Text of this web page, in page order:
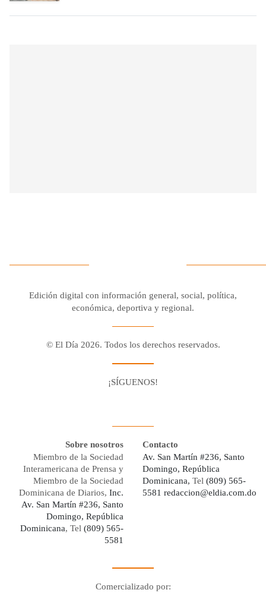
Edición digital con información general, social, política,
económica, deportiva y regional.
© El Día 2026. Todos los derechos reservados.
¡SÍGUENOS!
Sobre nosotros
Miembro de la Sociedad
Interamericana de Prensa y
Miembro de la Sociedad
Dominicana de Diarios, Inc.
Av. San Martín #236, Santo
Domingo, República
Dominicana, Tel (809) 565-
5581
Contacto
Av. San Martín #236, Santo
Domingo, República
Dominicana, Tel (809) 565-
5581 redaccion@eldia.com.do
Comercializado por: